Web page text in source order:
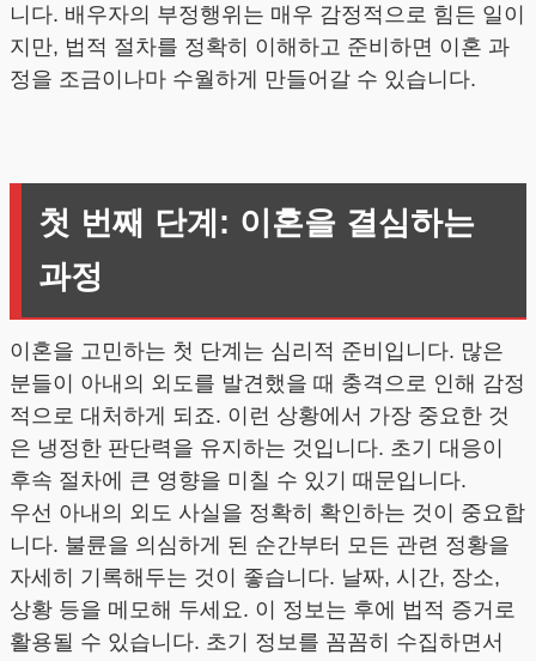
니다. 배우자의 부정행위는 매우 감정적으로 힘든 일이
지만, 법적 절차를 정확히 이해하고 준비하면 이혼 과
정을 조금이나마 수월하게 만들어갈 수 있습니다.
첫 번째 단계: 이혼을 결심하는
과정
이혼을 고민하는 첫 단계는 심리적 준비입니다. 많은
분들이 아내의 외도를 발견했을 때 충격으로 인해 감정
적으로 대처하게 되죠. 이런 상황에서 가장 중요한 것
은 냉정한 판단력을 유지하는 것입니다. 초기 대응이
후속 절차에 큰 영향을 미칠 수 있기 때문입니다.
우선 아내의 외도 사실을 정확히 확인하는 것이 중요합
니다. 불륜을 의심하게 된 순간부터 모든 관련 정황을
자세히 기록해두는 것이 좋습니다. 날짜, 시간, 장소,
상황 등을 메모해 두세요. 이 정보는 후에 법적 증거로
활용될 수 있습니다. 초기 정보를 꼼꼼히 수집하면서